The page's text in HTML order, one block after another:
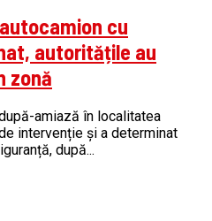
cu
autoritățile au
zonă
amiază în localitatea
intervenție și a determinat
după...